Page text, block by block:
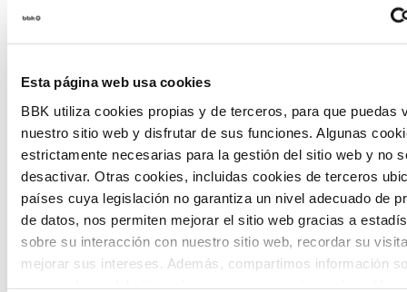
Esta página web usa cookies
BBK utiliza cookies propias y de terceros, para que puedas
nuestro sitio web y disfrutar de sus funciones. Algunas
estrictamente necesarias para la gestión del sitio web y no
desactivar. Otras cookies, incluidas cookies de terceros
países cuya legislación no garantiza un nivel adecuado de
de datos, nos permiten mejorar el sitio web gracias a
sobre su interacción con nuestro sitio web, recordar su
mejorar sus intereses. Además, compartimos información
The Future Game
The Future Game es un laboratorio de
participación juvenil que recoge las
cosmovisiones de las nuevas generaciones
en las temáticas que más les preocupan
hacia el futuro a través de una experiencia